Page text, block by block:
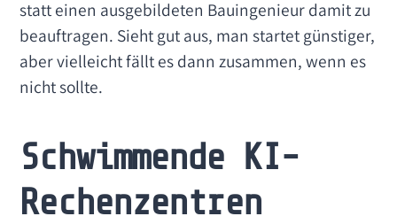
statt einen ausgebildeten Bauingenieur damit zu
beauftragen. Sieht gut aus, man startet günstiger,
aber vielleicht fällt es dann zusammen, wenn es
nicht sollte.
Schwimmende KI-
Rechenzentren